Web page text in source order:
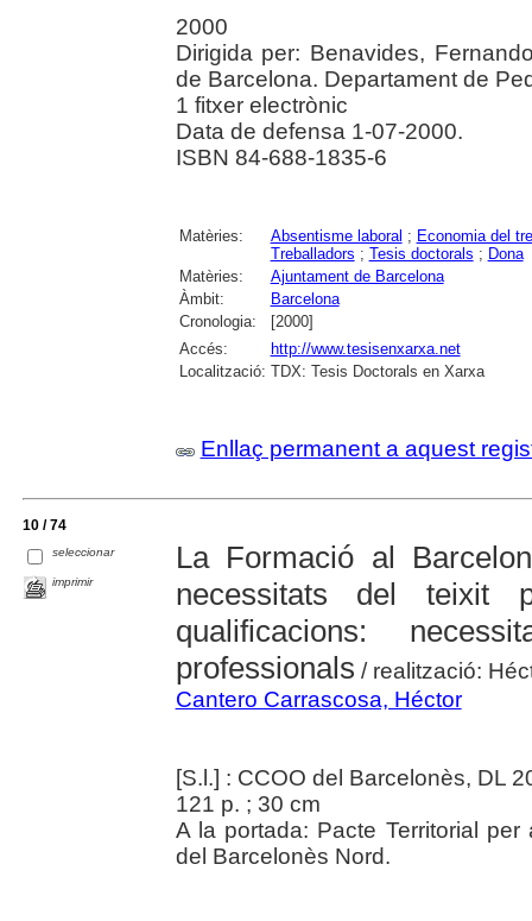
2000
Dirigida per: Benavides,
de Barcelona. Departament de
1 fitxer electrònic
Data de defensa 1-07-2000.
ISBN 84-688-1835-6
Matèries: Absentisme laboral ; Economia del
Treballadors ; Tesis doctorals ; Dona
Matèries:
Ajuntament de Barcelona
Àmbit:
Barcelona
Cronologia:
[2000]
Accés:
http://www.tesisenxarxa.net
Localització: TDX: Tesis Doctorals en Xarxa
Enllaç permanent a aquest
10 / 74
seleccionar
imprimir
La Formació al
necessitats del teixit
qualificacions:
professionals / realització:
Cantero Carrascosa, Héctor
[S.l.] : CCOO del Barcelonès, DL
121 p. ; 30 cm
A la portada: Pacte Territorial
del Barcelonès Nord.